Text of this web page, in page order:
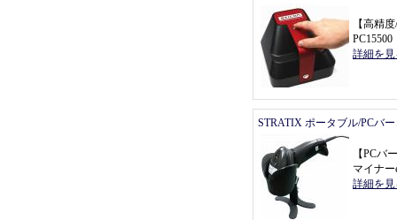
【高精
詳細を
STRATIX ポータブル/PCバ
【PCバ
マイナー
詳細を